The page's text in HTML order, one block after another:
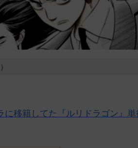
移籍してた『ルリドラゴン』